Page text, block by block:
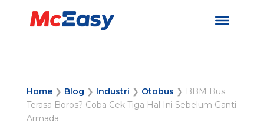
Home❯ Blog ❯ Industri ❯ Otobus ❯ BBM Bus
Terasa Boros? Coba Cek Tiga Hal Ini Sebelum Ganti
Armada